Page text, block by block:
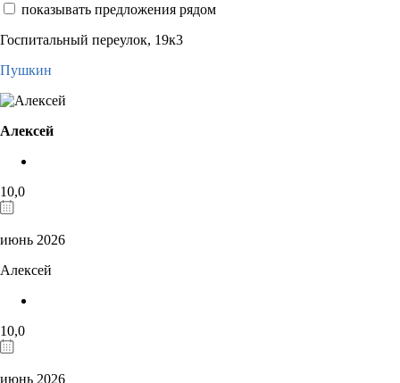
показывать предложения рядом
Госпитальный переулок, 19к3
Пушкин
Алексей
10,0
июнь 2026
Алексей
10,0
июнь 2026